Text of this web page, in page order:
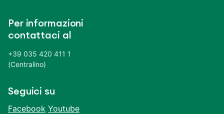
Per informazioni
contattaci al
+39 035 420 411 1
(Centralino)
Seguici su
Facebook Youtube